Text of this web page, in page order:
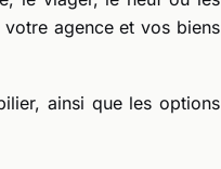
agence et vos biens
ainsi que les options